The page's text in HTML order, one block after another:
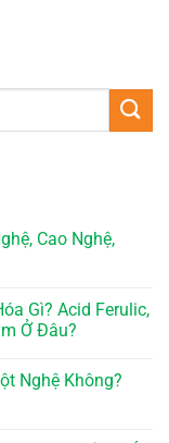
Cao Nghệ,
Gì? Acid Ferulic,
Ở Đâu?
Nghệ Không?